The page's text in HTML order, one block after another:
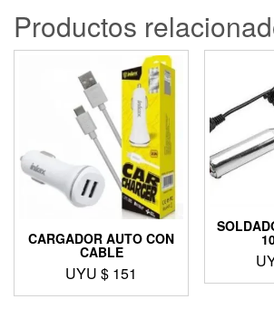
Productos
CARGADOR AUTO CON
CABLE
UYU $ 151